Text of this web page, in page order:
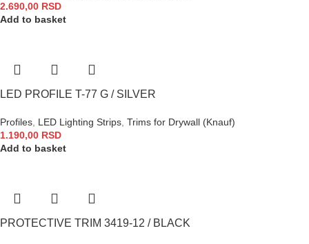
2.690,00 RSD
Add to basket
LED PROFILE T-77 G / SILVER
Profiles, LED Lighting Strips, Trims for Drywall (Knauf)
1.190,00 RSD
Add to basket
PROTECTIVE TRIM 3419-12 / BLACK